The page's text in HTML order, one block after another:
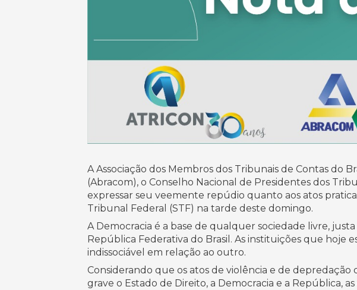
A Associação dos Membros dos Tribunais de Contas do
(Abracom), o Conselho Nacional de Presidentes dos
expressar seu veemente repúdio quanto aos atos
Tribunal Federal (STF) na tarde deste domingo.
A Democracia é a base de qualquer sociedade livre,
República Federativa do Brasil. As instituições que hoje
indissociável em relação ao outro.
Considerando que os atos de violência e de
grave o Estado de Direito, a Democracia e a República,